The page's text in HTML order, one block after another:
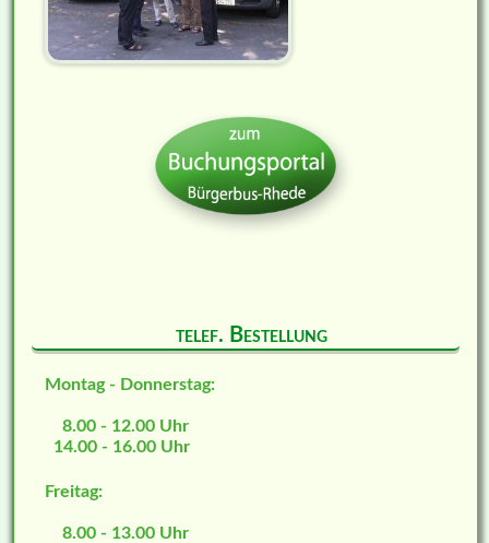
telef. Bestellung
Montag - Donnerstag:
8.00 - 12.00 Uhr
14.00 - 16.00 Uhr
Freitag:
8.00 - 13.00 Uhr